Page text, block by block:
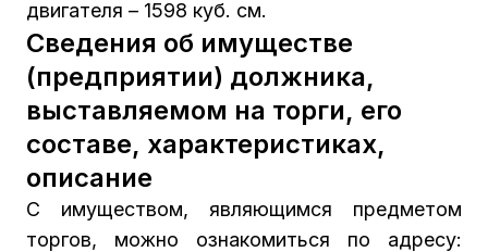
двигателя – 1598 куб. см.
Сведения об имуществе
(предприятии) должника,
выставляемом на торги, его
составе, характеристиках,
описание
С имуществом, являющимся предметом
торгов, можно ознакомиться по адресу: